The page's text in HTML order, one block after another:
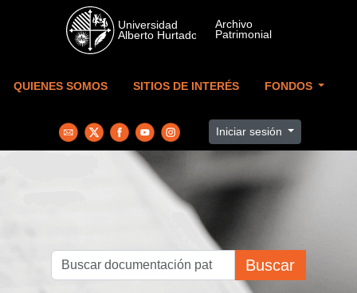
Skip to main content
QUIENES SOMOS SITIOS DE INTERÉS FONDOS
Iniciar sesión
Buscar